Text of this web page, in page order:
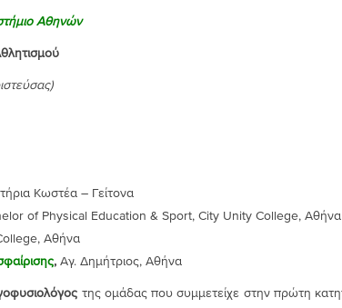
Αθηνών
Αγωγής και Αθλητισμού
Κωστέα – Γείτονα
of Physical Education & Sport, City Unity College, Αθήνα
Αθήνα
,Αγ. Δημήτριος, Αθήνα
της ομάδας που συμμετείχε στην πρώτη